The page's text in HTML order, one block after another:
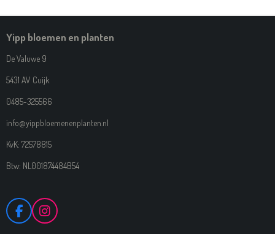
Yipp bloemen en planten
De Valuwe 9
5431 AV Cuijk
0485-325566
info@yippbloemenenplanten.nl
KvK: 72578815
Btw: NL001874484B54
F
A
I
N